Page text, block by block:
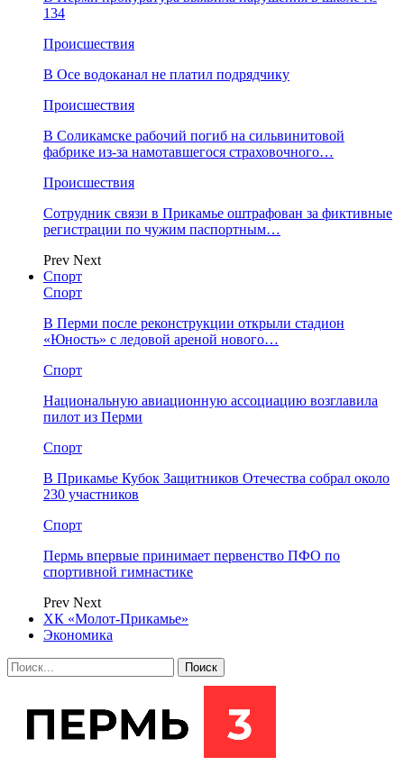
134
Происшествия
В Осе водоканал не платил подрядчику
Происшествия
В Соликамске рабочий погиб на сильвинитовой
фабрике из-за намотавшегося страховочного…
Происшествия
Сотрудник связи в Прикамье оштрафован за фиктивные
регистрации по чужим паспортным…
Prev Next
Спорт
Спорт
В Перми после реконструкции открыли стадион
«Юность» с ледовой ареной нового…
Спорт
Национальную авиационную ассоциацию возглавила
пилот из Перми
Спорт
В Прикамье Кубок Защитников Отечества собрал около
230 участников
Спорт
Пермь впервые принимает первенство ПФО по
спортивной гимнастике
Prev Next
ХК «Молот-Прикамье»
Экономика